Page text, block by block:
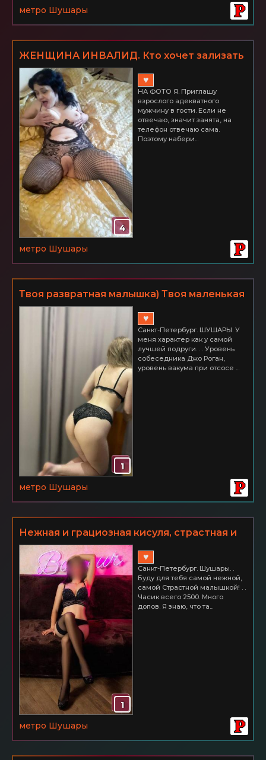
метро Шушары
ЖЕНЩИНА ИНВАЛИД. Кто хочет зализать
меня до оргазма? ШУШАРЫ
4
♥
НА ФОТО Я. Приглашу
взрослого адекватного
мужчину в гости. Если не
отвечаю, значит занята, на
телефон отвечаю сама.
Поэтому набери...
метро Шушары
Твоя развратная малышка) Твоя маленькая
мечта и самая сокровенная фантазия!
1
♥
Санкт-Петербург. ШУШАРЫ. У
меня характер как у самой
лучшей подруги. . . Уровень
собеседника Джо Роган,
уровень вакума при отсосе ...
метро Шушары
Нежная и грациозная кисуля, страстная и
доступная! СПб Шушары. Часик всего 2500
1
♥
Санкт-Петербург. Шушары. .
Буду для тебя самой нежной,
самой Страстной малышкой! . .
Часик всего 2500. Много
допов. Я знаю, что та...
метро Шушары